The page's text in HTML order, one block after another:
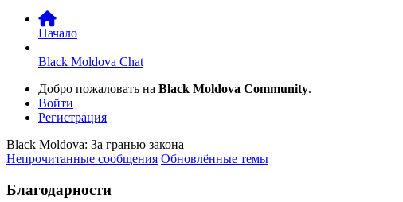
Начало
Black Moldova Chat
Добро пожаловать на Black Moldova Community.
Войти
Регистрация
Black Moldova: За гранью закона
Непрочитанные сообщения Обновлённые темы
Благодарности